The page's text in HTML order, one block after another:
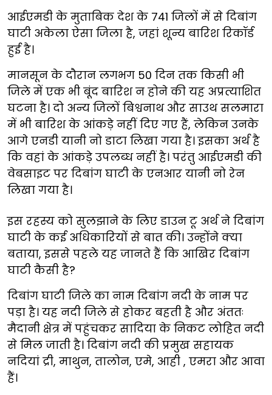
आईएमडी के मुताबिक देश के 741 जिलों में से दिबांग
घाटी अकेला ऐसा जिला है, जहां शून्य बारिश रिकॉर्ड
हुई है।
मानसून के दौरान लगभग 50 दिन तक किसी भी
जिले में एक भी बूंद बारिश न होने की यह अप्रत्याशित
घटना है। दो अन्य जिलों बिश्वनाथ और साउथ सलमारा
में भी बारिश के आंकड़े नहीं दिए गए हैं, लेकिन उनके
आगे एनडी यानी नो डाटा लिखा गया है। इसका अर्थ है
कि वहां के आंकड़े उपलब्ध नहीं है। परंतु आईएमडी की
वेबसाइट पर दिबांग घाटी के एनआर यानी नो रेन
लिखा गया है।
इस रहस्य को सुलझाने के लिए डाउन टू अर्थ ने दिबांग
घाटी के कई अधिकारियों से बात की। उन्होंने क्या
बताया, इससे पहले यह जानते हैं कि आखिर दिबांग
घाटी कैसी है?
दिबांग घाटी जिले का नाम दिबांग नदी के नाम पर
पड़ा है। यह नदी जिले से होकर बहती है और अंततः
मैदानी क्षेत्र में पहुंचकर सादिया के निकट लोहित नदी
से मिल जाती है। दिबांग नदी की प्रमुख सहायक
नदियां द्री, माथुन, तालोन, एमे, आही , एमरा और आवा
हैं।